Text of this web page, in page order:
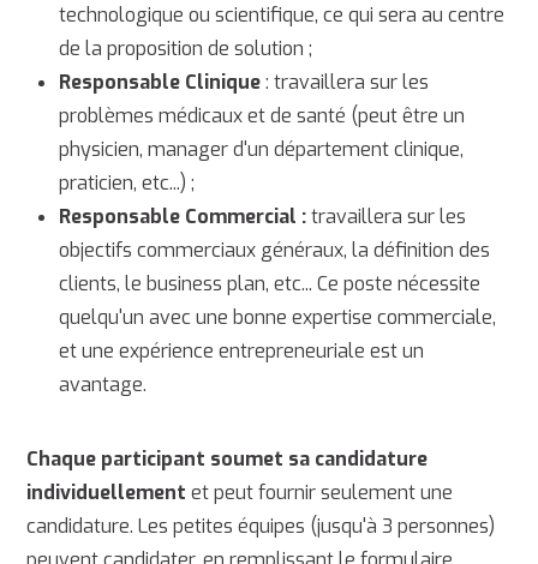
technologique ou scientifique, ce qui sera au centre
de la proposition de solution ;
Responsable Clinique: travaillera sur les
problèmes médicaux et de santé (peut être un
physicien, manager d'un département clinique,
praticien, etc...) ;
Responsable Commercial :travaillera sur les
objectifs commerciaux généraux, la définition des
clients, le business plan, etc... Ce poste nécessite
quelqu'un avec une bonne expertise commerciale,
et une expérience entrepreneuriale est un
avantage.
Chaque participant soumet sa candidature
individuellement et peut fournir seulement une
candidature. Les petites équipes (jusqu'à 3 personnes)